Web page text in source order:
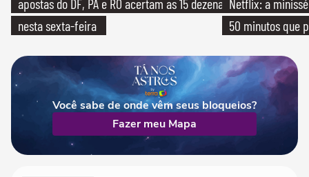
apostas do DF, PA e RO acertam as 15 dezenas
nesta sexta-feira
Netflix: a
50 minutos que
Você sabe de onde vêm seus bloqueios?
Fazer meu Mapa